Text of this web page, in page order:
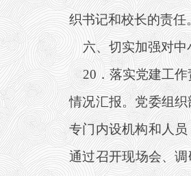
织书记和校长的责
六、切实加强对中
20．落实党建工
情况汇报。党委组
专门内设机构和人
通过召开现场会、